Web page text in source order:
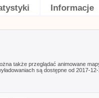
Informacje
także przeglądać animowane
są dostępne od 2017-